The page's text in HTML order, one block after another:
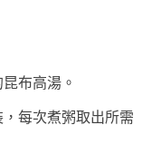
布高湯。
每次煮粥取出所需